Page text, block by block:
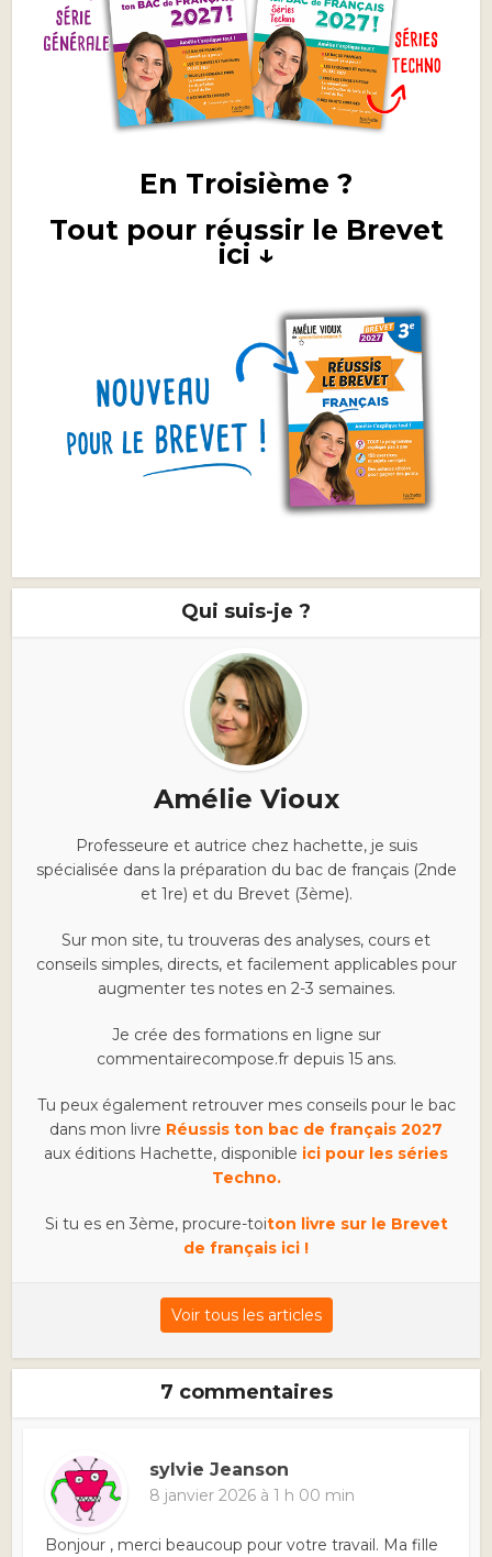
En Troisième ?
Tout pour réussir le Brevet
ici ↓
Qui suis-je ?
Amélie Vioux
Professeure et autrice chez hachette, je suis
spécialisée dans la préparation du bac de français (2nde
et 1re) et du Brevet (3ème).
Sur mon site, tu trouveras des analyses, cours et
conseils simples, directs, et facilement applicables pour
augmenter tes notes en 2-3 semaines.
Je crée des formations en ligne sur
commentairecompose.fr depuis 15 ans.
Tu peux également retrouver mes conseils pour le bac
dans mon livre Réussis ton bac de français 2027
aux éditions Hachette, disponible ici pour les séries
Techno.
Si tu es en 3ème, procure-toiton livre sur le Brevet
de français ici !
Voir tous les articles
7 commentaires
sylvie Jeanson
8 janvier 2026 à 1 h 00 min
Bonjour , merci beaucoup pour votre travail. Ma fille